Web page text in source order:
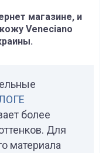
магазине, и
Veneciano
более
Для
материала